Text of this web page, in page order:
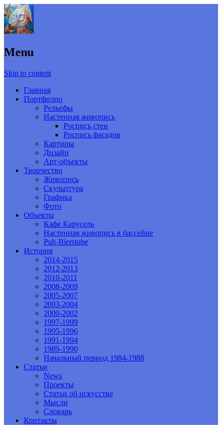
Menu
Skip to content
Главная
Портфолио
Рельефы
Настенная живопись
Роспись стен
Роспись фасадов
Картины
Дизайн
Арт-объекты
Творчество
Живопись
Скульптура
Графика
Фото
Объекты
Кафе Карусель
Настенная живопись в бассейне
Pub-Bierstube
История
2014-2015
2012-2013
2010-2011
2008-2009
2005-2007
2003-2004
2000-2002
1997-1999
1995-1996
1991-1994
1989-1990
Начальный период 1984-1988
Статьи
News
Проекты
Статьи об искусстве
Мысли
Словарь
Контакты